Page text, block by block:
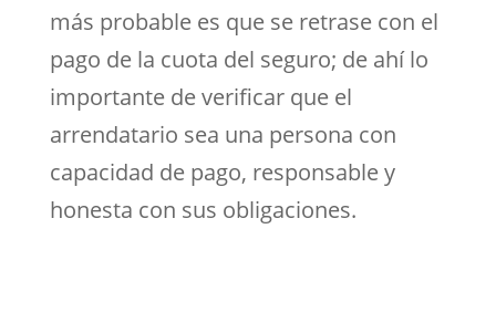
más probable es que se retrase con el
pago de la cuota del seguro; de ahí lo
importante de verificar que el
arrendatario sea una persona con
capacidad de pago, responsable y
honesta con sus obligaciones.